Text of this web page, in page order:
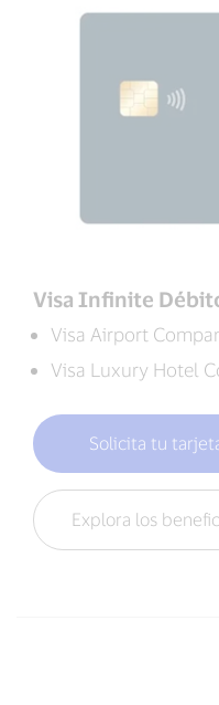
Visa Infinite
Visa Airport
Visa Luxury Hotel
Solicita tu
Explora los